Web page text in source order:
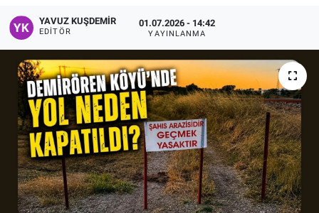
YAVUZ KUŞDEMIR
EDITÖR
01.07.2026 - 14:42
YAYINLANMA
Spor
Uşak Haberleri